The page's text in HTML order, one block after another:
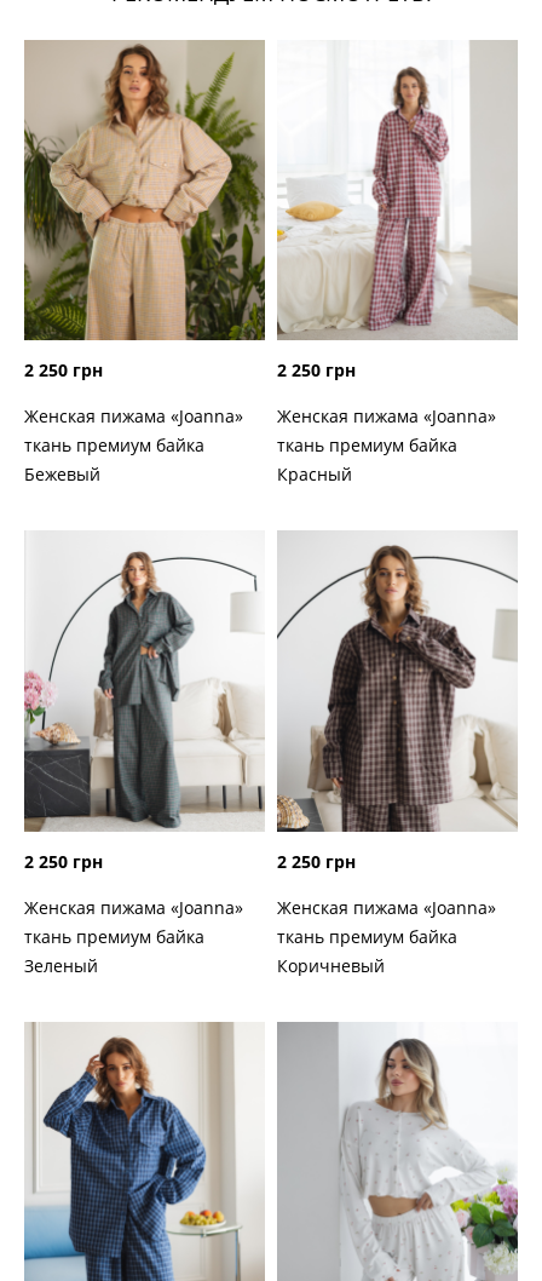
2 250 грн
Женская пижама «Joanna»
ткань премиум байка
Бежевый
2 250 грн
Женская пижама «Joanna»
ткань премиум байка
Красный
2 250 грн
Женская пижама «Joanna»
ткань премиум байка
Зеленый
2 250 грн
Женская пижама «Joanna»
ткань премиум байка
Коричневый